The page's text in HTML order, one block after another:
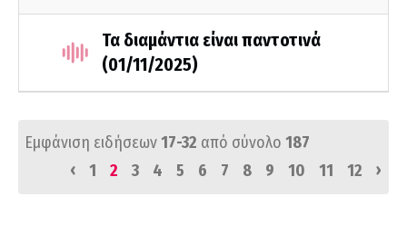
Τα διαμάντια είναι παντοτινά
(01/11/2025)
Εμφάνιση ειδήσεων17-32 από σύνολο 187
‹
1 2 3 4 5 6 7 8 9 10 11 12 ›